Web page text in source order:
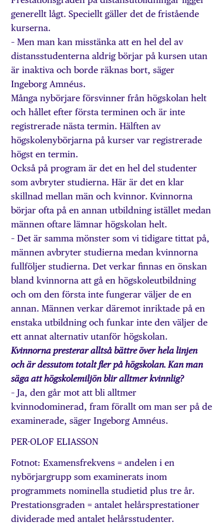
generellt lågt. Speciellt gäller det de fristående
kurserna.
– Men man kan misstänka att en hel del av
distansstudenterna aldrig börjar på kursen utan
är inaktiva och borde räknas bort, säger
Ingeborg Amnéus.
Många nybörjare försvinner från högskolan helt
och hållet efter första terminen och är inte
registrerade nästa termin. Hälften av
högskolenybörjarna på kurser var registrerade
högst en termin.
Också på program är det en hel del studenter
som avbryter studierna. Här är det en klar
skillnad mellan män och kvinnor. Kvinnorna
börjar ofta på en annan utbildning istället medan
männen oftare lämnar högskolan helt.
– Det är samma mönster som vi tidigare tittat på,
männen avbryter studierna medan kvinnorna
fullföljer studierna. Det verkar finnas en önskan
bland kvinnorna att gå en högskoleutbildning
och om den första inte fungerar väljer de en
annan. Männen verkar däremot inriktade på en
enstaka utbildning och funkar inte den väljer de
ett annat alternativ utanför högskolan.
Kvinnorna presterar alltså bättre över hela linjen
och är dessutom totalt fler på högskolan. Kan man
säga att högskolemiljön blir alltmer kvinnlig?
– Ja, den går mot att bli alltmer
kvinnodominerad, fram förallt om man ser på de
examinerade, säger Ingeborg Amnéus.
PER-OLOF ELIASSON
Fotnot: Examensfrekvens = andelen i en
nybörjargrupp som examinerats inom
programmets nominella studietid plus tre år.
Prestationsgraden = antalet helårsprestationer
dividerade med antalet helårsstudenter.